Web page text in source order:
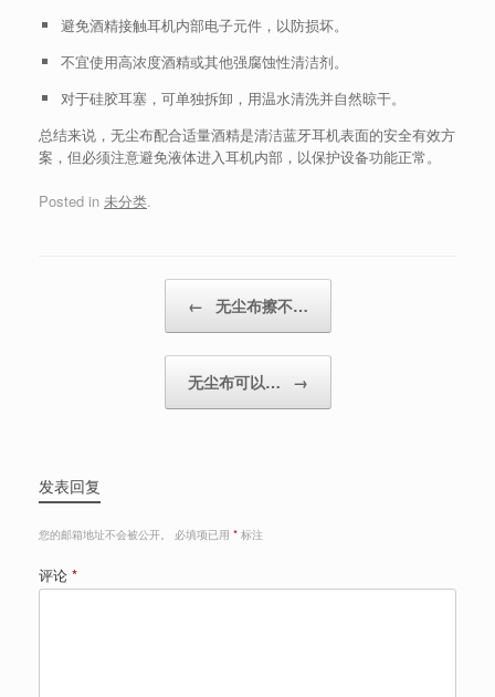
避免酒精接触耳机内部电子元件，以防损坏。
不宜使用高浓度酒精或其他强腐蚀性清洁剂。
对于硅胶耳塞，可单独拆卸，用温水清洗并自然晾干。
总结来说，无尘布配合适量酒精是清洁蓝牙耳机表面的安全有效方
案，但必须注意避免液体进入耳机内部，以保护设备功能正常。
Posted in 未分类.
← 无尘布擦不…
无尘布可以… →
发表回复
您的邮箱地址不会被公开。 必填项已用 * 标注
评论 *